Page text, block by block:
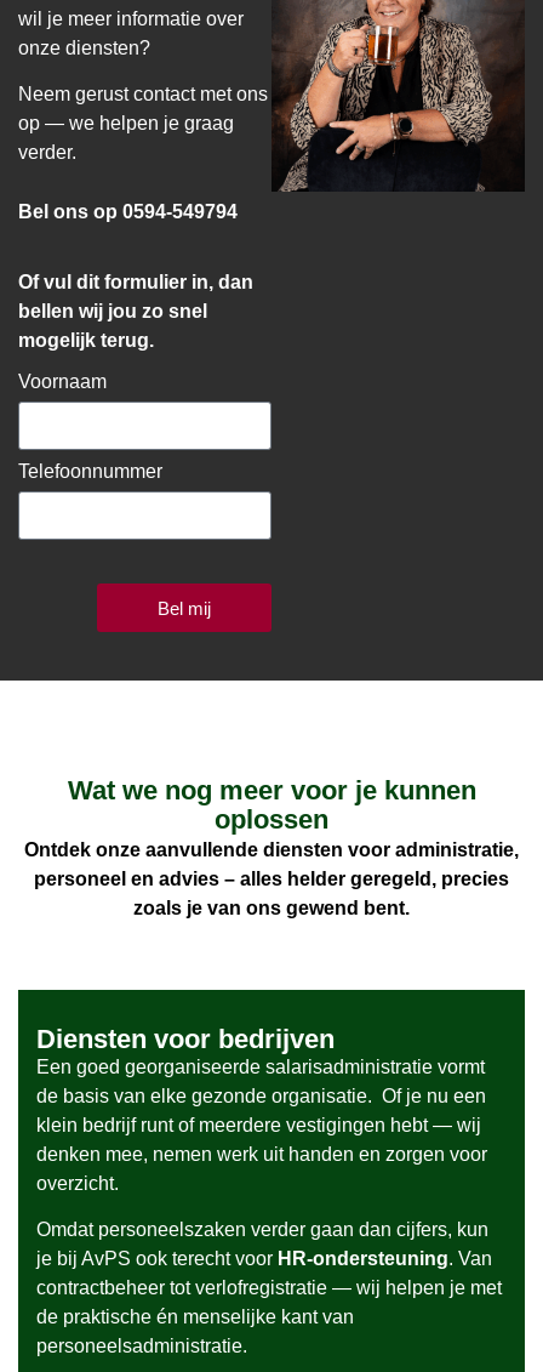
wil je meer informatie over
onze diensten?
Neem gerust contact met ons
op — we helpen je graag
verder.
Bel ons op 0594-549794
Of vul dit formulier in, dan
bellen wij jou zo snel
mogelijk terug.
Voornaam
Telefoonnummer
Bel mij
Wat we nog meer voor je kunnen
oplossen
Ontdek onze aanvullende diensten voor administratie,
personeel en advies – alles helder geregeld, precies
zoals je van ons gewend bent.
Diensten voor bedrijven
Een goed georganiseerde salarisadministratie vormt
de basis van elke gezonde organisatie. Of je nu een
klein bedrijf runt of meerdere vestigingen hebt — wij
denken mee, nemen werk uit handen en zorgen voor
overzicht.
Omdat personeelszaken verder gaan dan cijfers, kun
je bij AvPS ook terecht voor HR-ondersteuning. Van
contractbeheer tot verlofregistratie — wij helpen je met
de praktische én menselijke kant van
personeelsadministratie.